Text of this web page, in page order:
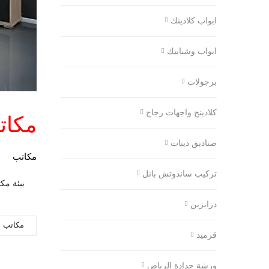
مكاتب
مكاتب
ابواب كلادينك
ابواب وشبابيك
برجولات
كلادينج واجهات زجاج
صناديق دينات
تركيب ساندوتش بانل
درابزين
قرميد
ورشة حدادة الرياض